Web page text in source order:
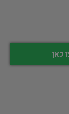
כאן